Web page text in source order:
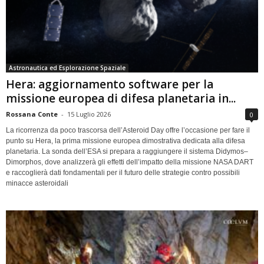
Astronautica ed Esplorazione Spaziale
Hera: aggiornamento software per la
missione europea di difesa planetaria in...
Rossana Conte - 15 Luglio 2026 0
La ricorrenza da poco trascorsa dell’Asteroid Day offre l’occasione per fare il
punto su Hera, la prima missione europea dimostrativa dedicata alla difesa
planetaria. La sonda dell’ESA si prepara a raggiungere il sistema Didymos–
Dimorphos, dove analizzerà gli effetti dell’impatto della missione NASA DART
e raccoglierà dati fondamentali per il futuro delle strategie contro possibili
minacce asteroidali